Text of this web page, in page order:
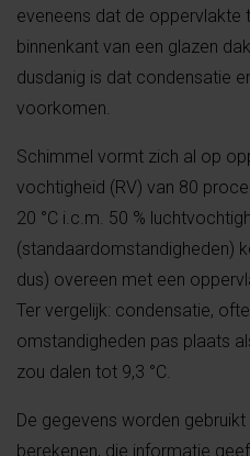
eveneens dat de oppervlakte
binnenkant van een glazen
dusdanig is dat condensatie
voorkomen.
Schimmel vormt zich al op
vochtigheid (RV) van 80
20 °C i.c.m. 50 %
(standaardomstandigheden)
dus) overeen met een
Ter vergelijk: condensatie,
omstandigheden pas plaats
zou dalen tot 9,3 °C.
De gegevens worden
berekenen, die informatie